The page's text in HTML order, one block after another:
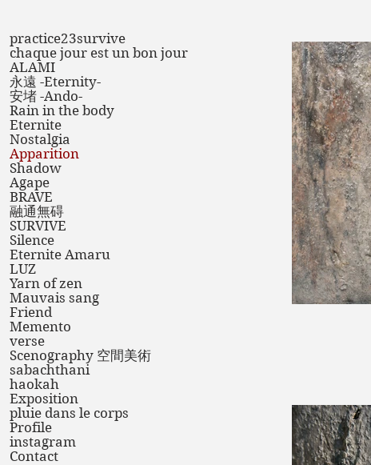
practice23survive
chaque jour est un bon jour
ALAMI
永遠 -Eternity-
安堵 -Ando-
Rain in the body
Eternite
Nostalgia
Apparition
Shadow
Agape
BRAVE
融通無碍
SURVIVE
Silence
Eternite Amaru
LUZ
Yarn of zen
Mauvais sang
Friend
Memento
verse
Scenography 空間美術
sabachthani
haokah
Exposition
pluie dans le corps
Profile
instagram
Contact